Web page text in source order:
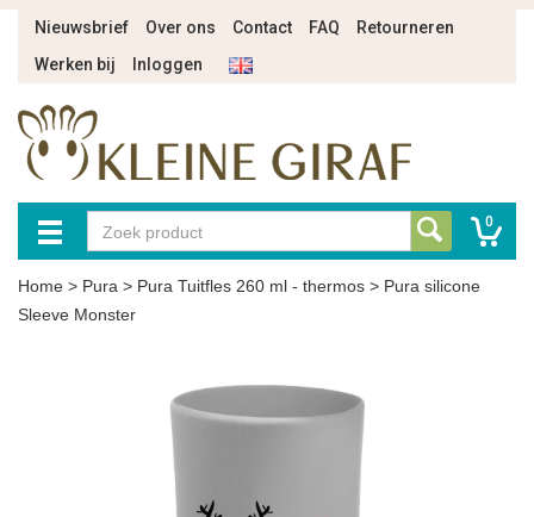
Nieuwsbrief Over ons Contact FAQ
Retourneren
Werken bij
Inloggen
0
Home > Pura > Pura Tuitfles 260 ml - thermos > Pura silicone
Sleeve Monster